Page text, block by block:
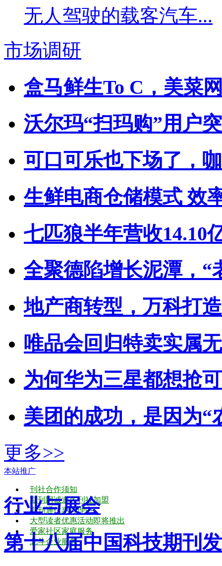
无人驾驶的载客汽车...
市场调研
盒马鲜生To C，美菜
沃尔玛“扫玛购”用户
可口可乐也下场了，
生鲜电商仓储模式 效
七匹狼半年营收14.10
全聚德陷增长泥潭，“
地产商转型，万科打
唯品会回归特卖实属
为何华为三星都想抢
美团的成功，是因为“
更多>>
本站推广
刊社合作须知
期刊网诚邀各刊社加盟
期刊通优惠办理中
大型读者优惠活动即将推出
爱家社区家庭服务
北斗企业服务
行业与展会
第十八届中国科技期刊